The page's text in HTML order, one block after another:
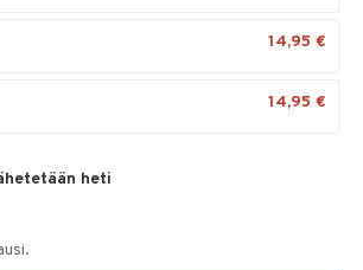
14,95 €
14,95 €
heti